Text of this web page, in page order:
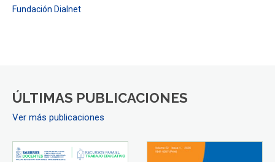
Fundación Dialnet
ÚLTIMAS PUBLICACIONES
Ver más publicaciones